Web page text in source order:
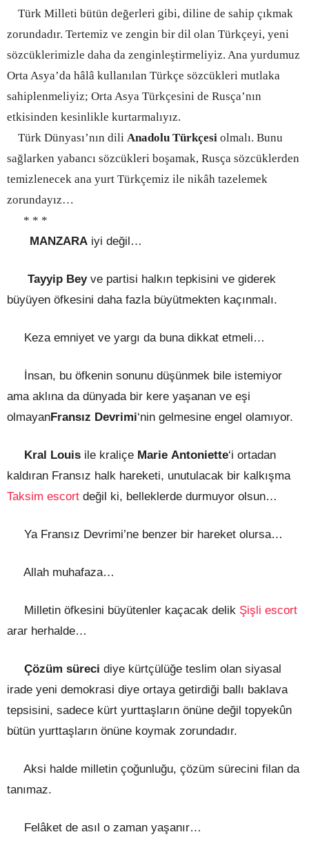
Türk Milleti bütün değerleri gibi, diline de sahip çıkmak
zorundadır. Tertemiz ve zengin bir dil olan Türkçeyi, yeni
sözcüklerimizle daha da zenginleştirmeliyiz. Ana yurdumuz
Orta Asya’da hâlâ kullanılan Türkçe sözcükleri mutlaka
sahiplenmeliyiz; Orta Asya Türkçesini de Rusça’nın
etkisinden kesinlikle kurtarmalıyız.
Türk Dünyası’nın dili Anadolu Türkçesi olmalı. Bunu
sağlarken yabancı sözcükleri boşamak, Rusça sözcüklerden
temizlenecek ana yurt Türkçemiz ile nikâh tazelemek
zorundayız…
* * *
MANZARA iyi değil…
Tayyip Bey ve partisi halkın tepkisini ve giderek
büyüyen öfkesini daha fazla büyütmekten kaçınmalı.
Keza emniyet ve yargı da buna dikkat etmeli…
İnsan, bu öfkenin sonunu düşünmek bile istemiyor
ama aklına da dünyada bir kere yaşanan ve eşi
olmayanFransız Devrimi‘nin gelmesine engel olamıyor.
Kral Louis ile kraliçe Marie Antoniette‘i ortadan
kaldıran Fransız halk hareketi, unutulacak bir kalkışma
Taksim escort değil ki, belleklerde durmuyor olsun…
Ya Fransız Devrimi’ne benzer bir hareket olursa…
Allah muhafaza…
Milletin öfkesini büyütenler kaçacak delik Şişli escort
arar herhalde…
Çözüm süreci diye kürtçülüğe teslim olan siyasal
irade yeni demokrasi diye ortaya getirdiği ballı baklava
tepsisini, sadece kürt yurttaşların önüne değil topyekûn
bütün yurttaşların önüne koymak zorundadır.
Aksi halde milletin çoğunluğu, çözüm sürecini filan da
tanımaz.
Felâket de asıl o zaman yaşanır…